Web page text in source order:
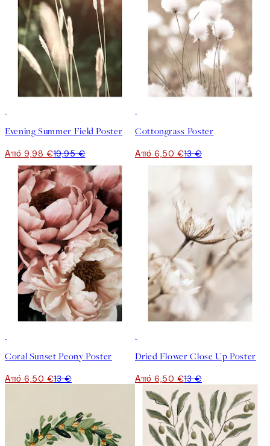
Evening Summer Field Poster
Από 9,98 €19,95 €
Cottongrass Poster
Από 6,50 €13 €
Coral Sunset Peony Poster
Από 6,50 €13 €
Dried Flower Close Up Poster
Από 6,50 €13 €